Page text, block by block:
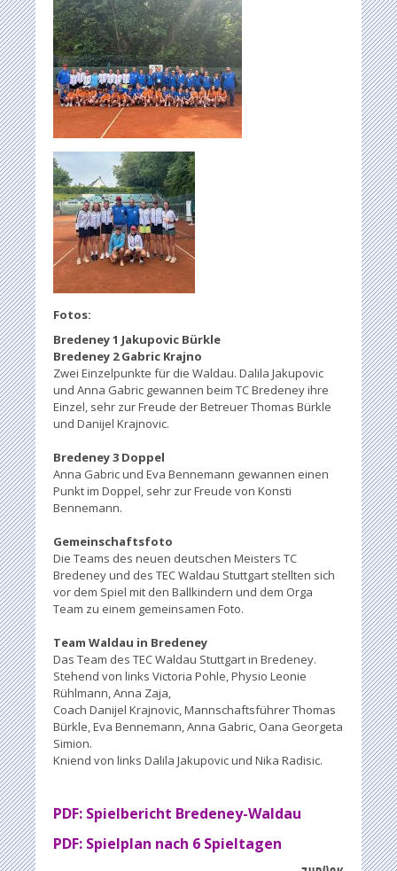
Fotos:
Bredeney 1 Jakupovic Bürkle
Bredeney 2 Gabric Krajno
Zwei Einzelpunkte für die Waldau. Dalila Jakupovic
und Anna Gabric gewannen beim TC Bredeney ihre
Einzel, sehr zur Freude der Betreuer Thomas Bürkle
und Danijel Krajnovic.
Bredeney 3 Doppel
Anna Gabric und Eva Bennemann gewannen einen
Punkt im Doppel, sehr zur Freude von Konsti
Bennemann.
Gemeinschaftsfoto
Die Teams des neuen deutschen Meisters TC
Bredeney und des TEC Waldau Stuttgart stellten sich
vor dem Spiel mit den Ballkindern und dem Orga
Team zu einem gemeinsamen Foto.
Team Waldau in Bredeney
Das Team des TEC Waldau Stuttgart in Bredeney.
Stehend von links Victoria Pohle, Physio Leonie
Rühlmann, Anna Zaja,
Coach Danijel Krajnovic, Mannschaftsführer Thomas
Bürkle, Eva Bennemann, Anna Gabric, Oana Georgeta
Simion.
Kniend von links Dalila Jakupovic und Nika Radisic.
PDF: Spielbericht Bredeney-Waldau
PDF: Spielplan nach 6 Spieltagen